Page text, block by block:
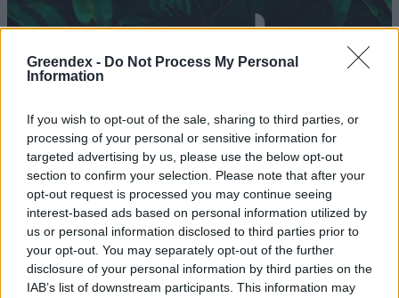
Greendex - Do Not Process My Personal
Information
If you wish to opt-out of the sale, sharing to third parties, or
processing of your personal or sensitive information for
targeted advertising by us, please use the below opt-out
section to confirm your selection. Please note that after your
opt-out request is processed you may continue seeing
interest-based ads based on personal information utilized by
us or personal information disclosed to third parties prior to
your opt-out. You may separately opt-out of the further
disclosure of your personal information by third parties on the
IAB’s list of downstream participants. This information may
Magas a páratartalom, minden